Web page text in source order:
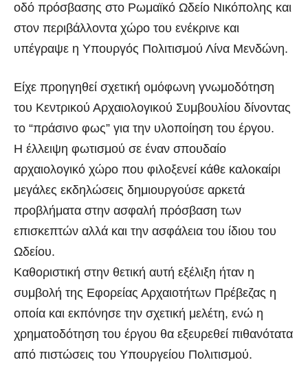
οδό πρόσβασης στο Ρωμαϊκό Ωδείο Νικόπολης και
στον περιβάλλοντα χώρο του ενέκρινε και
υπέγραψε η Υπουργός Πολιτισμού Λίνα Μενδώνη.
Είχε προηγηθεί σχετική ομόφωνη γνωμοδότηση
του Κεντρικού Αρχαιολογικού Συμβουλίου δίνοντας
το “πράσινο φως” για την υλοποίηση του έργου.
Η έλλειψη φωτισμού σε έναν σπουδαίο
αρχαιολογικό χώρο που φιλοξενεί κάθε καλοκαίρι
μεγάλες εκδηλώσεις δημιουργούσε αρκετά
προβλήματα στην ασφαλή πρόσβαση των
επισκεπτών αλλά και την ασφάλεια του ίδιου του
Ωδείου.
Καθοριστική στην θετική αυτή εξέλιξη ήταν η
συμβολή της Εφορείας Αρχαιοτήτων Πρέβεζας η
οποία και εκπόνησε την σχετική μελέτη, ενώ η
χρηματοδότηση του έργου θα εξευρεθεί πιθανότατα
από πιστώσεις του Υπουργείου Πολιτισμού.